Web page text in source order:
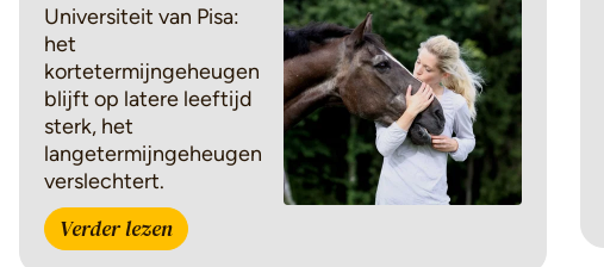
Universiteit van Pisa:
het
kortetermijngeheugen
blijft op latere leeftijd
sterk, het
langetermijngeheugen
verslechtert.
Verder lezen